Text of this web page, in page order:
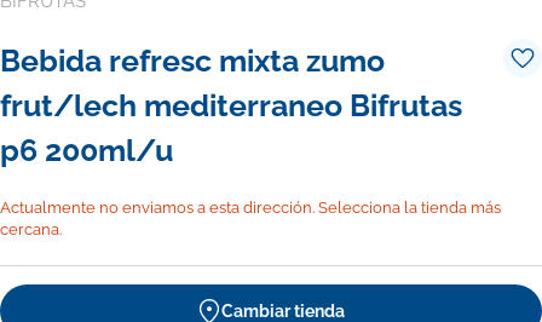
Bebida refresc mixta zumo
frut/lech mediterraneo Bifrutas
p6 200ml/u
Actualmente no enviamos a esta dirección. Selecciona la tienda más
cercana.
Cambiar tienda